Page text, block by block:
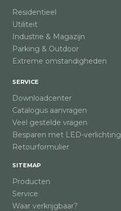
Residentieel
Utiliteit
Industrie & Magazijn
Parking & Outdoor
Extreme omstandigheden
SERVICE
Downloadcenter
Catalogus aanvragen
Veel gestelde vragen
Besparen met LED-verlichting
Retourformulier
SITEMAP
Producten
Service
Waar verkrijgbaar?